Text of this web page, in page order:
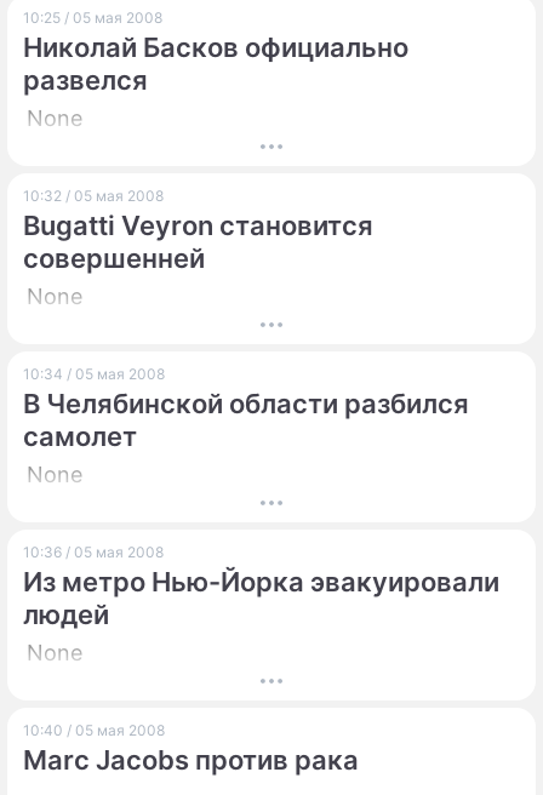
10:25 / 05 мая 2008
Николай Басков официально
развелся
None
10:32 / 05 мая 2008
Bugatti Veyron становится
совершенней
None
10:34 / 05 мая 2008
В Челябинской области разбился
самолет
None
10:36 / 05 мая 2008
Из метро Нью-Йорка эвакуировали
людей
None
10:40 / 05 мая 2008
Marc Jacobs против рака